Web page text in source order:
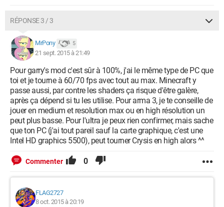
RÉPONSE 3 / 3
MrPony 5
21 sept. 2015 à 21:49
Pour garry's mod c'est sûr à 100%, j'ai le même type de PC que
toi et je tourne à 60/70 fps avec tout au max. Minecraft y
passe aussi, par contre les shaders ça risque d'être galère,
après ça dépend si tu les utilise. Pour arma 3, je te conseille de
jouer en medium et resolution max ou en high résolution un
peut plus basse. Pour l'ultra je peux rien confirmer, mais sache
que ton PC (j'ai tout pareil sauf la carte graphique, c'est une
Intel HD graphics 5500), peut tourner Crysis en high alors ^^
Commenter 0
FLAG2727
8 oct. 2015 à 20:19